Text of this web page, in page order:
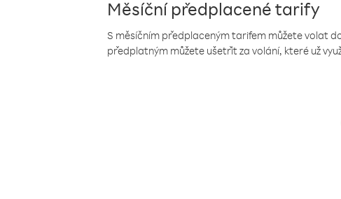
Měsíční předplacené tarify
S měsíčním předplaceným tarifem můžete volat
předplatným můžete ušetřit za volání, které už